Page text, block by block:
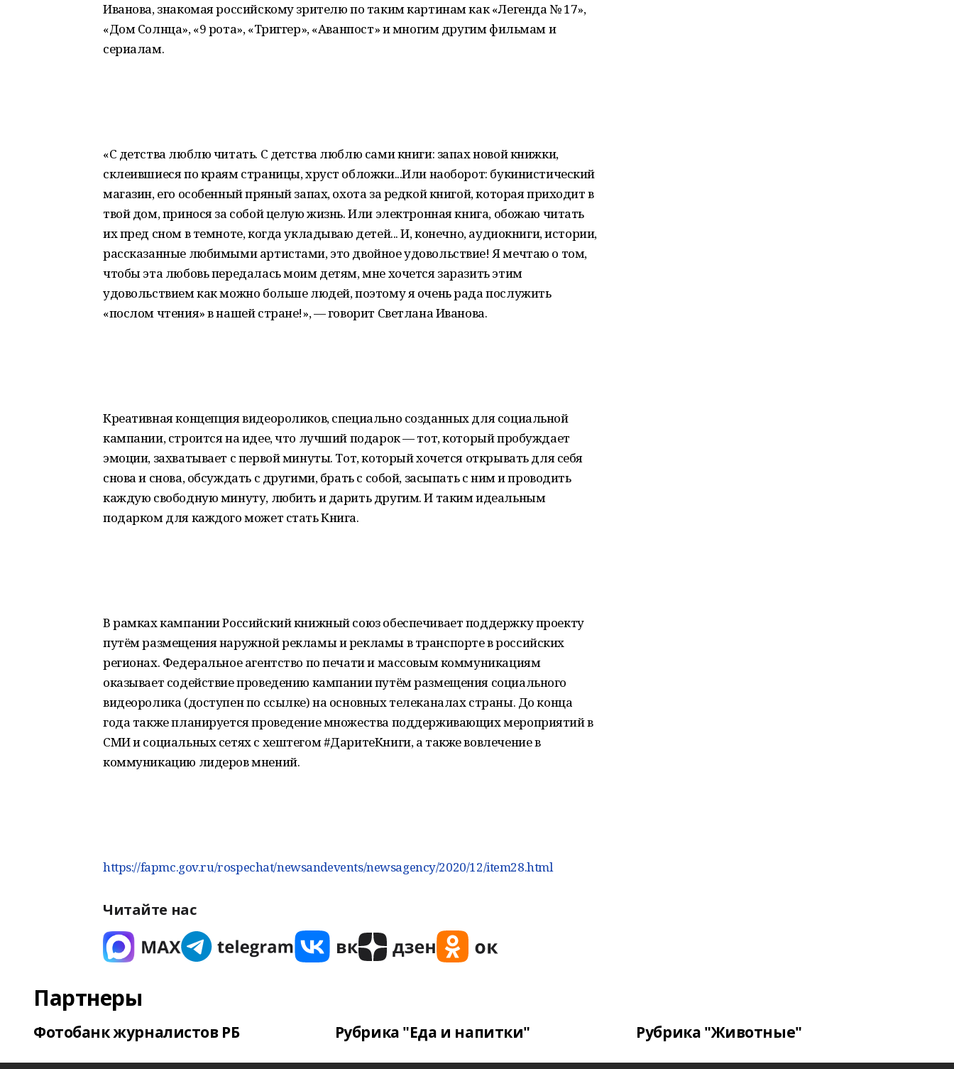
Иванова, знакомая российскому зрителю по таким картинам как «Легенда № 17»,
«Дом Солнца», «9 рота», «Триггер», «Аванпост» и многим другим фильмам и
сериалам.
«С детства люблю читать. С детства люблю сами книги: запах новой книжки,
склеившиеся по краям страницы, хруст обложки...Или наоборот: букинистический
магазин, его особенный пряный запах, охота за редкой книгой, которая приходит в
твой дом, принося за собой целую жизнь. Или электронная книга, обожаю читать
их пред сном в темноте, когда укладываю детей... И, конечно, аудиокниги, истории,
рассказанные любимыми артистами, это двойное удовольствие! Я мечтаю о том,
чтобы эта любовь передалась моим детям, мне хочется заразить этим
удовольствием как можно больше людей, поэтому я очень рада послужить
«послом чтения» в нашей стране!», — говорит Светлана Иванова.
Креативная концепция видеороликов, специально созданных для социальной
кампании, строится на идее, что лучший подарок — тот, который пробуждает
эмоции, захватывает с первой минуты. Тот, который хочется открывать для себя
снова и снова, обсуждать с другими, брать с собой, засыпать с ним и проводить
каждую свободную минуту, любить и дарить другим. И таким идеальным
подарком для каждого может стать Книга.
В рамках кампании Российский книжный союз обеспечивает поддержку проекту
путём размещения наружной рекламы и рекламы в транспорте в российских
регионах. Федеральное агентство по печати и массовым коммуникациям
оказывает содействие проведению кампании путём размещения социального
видеоролика (доступен по ссылке) на основных телеканалах страны. До конца
года также планируется проведение множества поддерживающих мероприятий в
СМИ и социальных сетях с хештегом #ДаритеКниги, а также вовлечение в
коммуникацию лидеров мнений.
https://fapmc.gov.ru/rospechat/newsandevents/newsagency/2020/12/item28.html
Читайте нас
Партнеры
Фотобанк журналистов РБ Рубрика "Еда и напитки" Рубрика "Животные"